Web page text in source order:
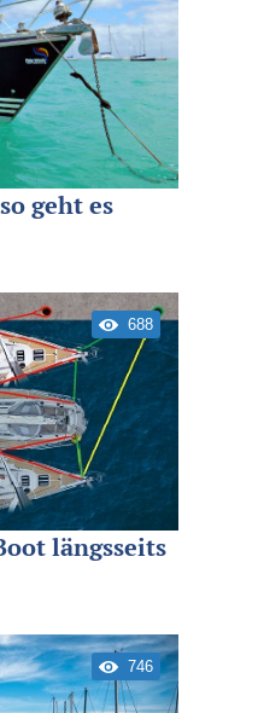
geht es
688
längsseits
746